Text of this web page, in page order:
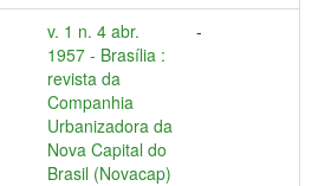
v. 1 n. 4 abr.
1957 - Brasília :
revista da
Companhia
Urbanizadora da
Nova Capital do
Brasil (Novacap)
-